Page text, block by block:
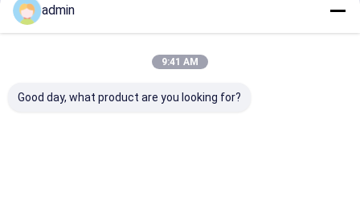
admin
9:41 AM
Good day, what product are you looking for?